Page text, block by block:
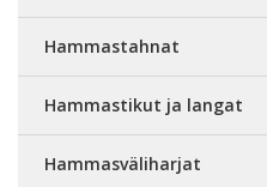
Hammastahnat
Hammastikut ja langat
Hammasväliharjat